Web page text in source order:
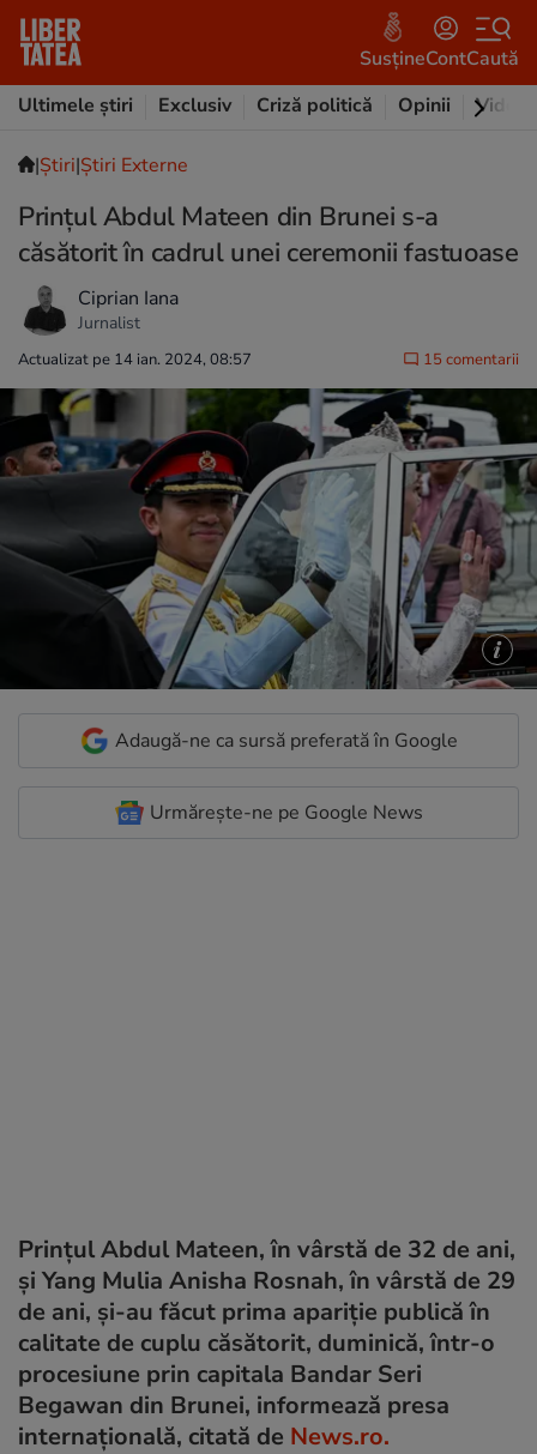
SusțineContCaută
Ultimele știri
Exclusiv Criză politică Opinii Video
|Ştiri|Știri Externe
Prințul Abdul Mateen din Brunei s-a
căsătorit în cadrul unei ceremonii fastuoase
Ciprian Iana
Jurnalist
Actualizat pe 14 ian. 2024, 08:57 15 comentarii
Adaugă-ne ca sursă preferată în Google
Urmărește-ne pe Google News
Prințul Abdul Mateen, în vârstă de 32 de ani,
şi Yang Mulia Anisha Rosnah, în vârstă de 29
de ani, şi-au făcut prima apariţie publică în
calitate de cuplu căsătorit, duminică, într-o
procesiune prin capitala Bandar Seri
Begawan din Brunei, informează presa
internațională, citată de News.ro.